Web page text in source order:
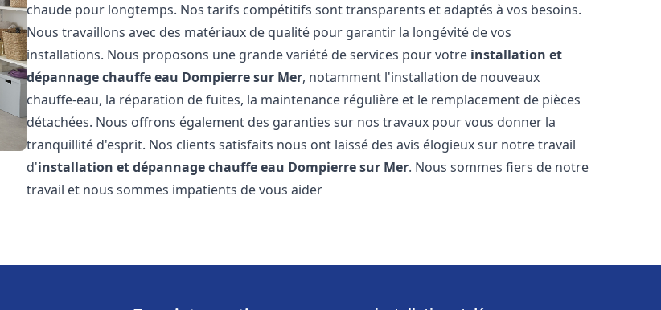
chaude pour longtemps. Nos tarifs compétitifs sont transparents et adaptés à vos besoins.
Nous travaillons avec des matériaux de qualité pour garantir la longévité de vos
installations. Nous proposons une grande variété de services pour votre installation et
dépannage chauffe eau Dompierre sur Mer, notamment l'installation de nouveaux
chauffe-eau, la réparation de fuites, la maintenance régulière et le remplacement de pièces
détachées. Nous offrons également des garanties sur nos travaux pour vous donner la
tranquillité d'esprit. Nos clients satisfaits nous ont laissé des avis élogieux sur notre travail
d'installation et dépannage chauffe eau Dompierre sur Mer. Nous sommes fiers de notre
travail et nous sommes impatients de vous aider